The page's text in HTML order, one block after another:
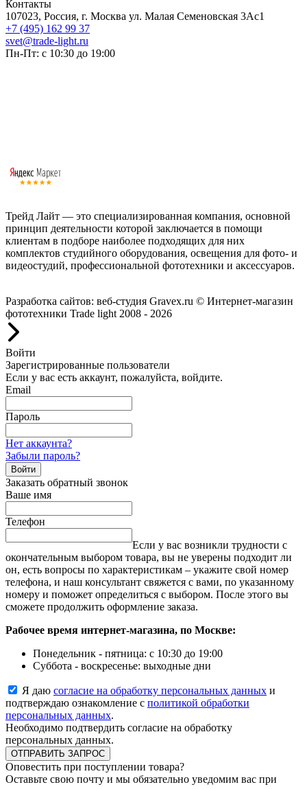
Контакты
107023, Россия, г. Москва ул. Малая Семеновская 3Ас1
+7 (495) 162 99 37
svet@trade-light.ru
Пн-Пт: с 10:30 до 19:00
Трейд Лайт — это специализированная компания, основной
принцип деятельности которой заключается в помощи
клиентам в подборе наиболее подходящих для них
комплектов студийного оборудования, освещения для фото- и
видеостудий, профессиональной фототехники и аксессуаров.
Разработка сайтов: веб-студия Gravex.ru © Интернет-магазин
фототехники Trade light 2008 - 2026
Войти
Зарегистрированные пользователи
Если у вас есть аккаунт, пожалуйста, войдите.
Email
Пароль
Нет аккаунта?
Забыли пароль?
Войти
Заказать обратный звонок
Ваше имя
Телефон
Если у вас возникли трудности с
окончательным выбором товара, вы не уверены подходит ли
он, есть вопросы по характеристикам – укажите свой номер
телефона, и наш консультант свяжется с вами, по указанному
номеру и поможет определиться с выбором. После этого вы
сможете продолжить оформление заказа.
Рабочее время интернет-магазина, по Москве:
Понедельник - пятница: с 10:30 до 19:00
Суббота - воскресенье: выходные дни
Я даю согласие на обработку персональных данных и
подтверждаю ознакомление с политикой обработки
персональных данных.
Необходимо подтвердить согласие на обработку
персональных данных.
ОТПРАВИТЬ ЗАПРОС
Оповестить при поступлении товара?
Оставьте свою почту и мы обязательно уведомим вас при